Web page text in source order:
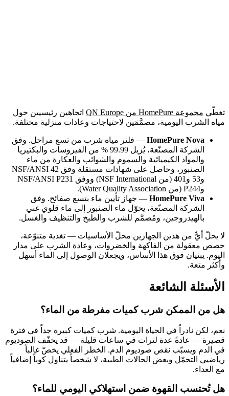
تغطّي مجموعة HomePure من QN Europe
اتجاهين رئيسيين حول
مياه الشرب اليومية، مصمَّمَين لاحتياجات وعادات منزلية مختلفة.
HomePure Nova — فلتر مياه شرب من تسع مراحل. وفق
الشركة المصنّعة، يُزيل 99.99 % من الفيروسات والبكتيريا
والمواد الكيميائية والسموم والشوائب والعكارة من ماء
الصنبور، وحاصل على شهادات مستقلة وفق NSF/ANSI 42
و53 و401 (من NSF International) ووفق NSF/ANSI P231
وP244 (من Water Quality Association).
HomePure Viva — جهاز تأيين ماء بتسع صفائح. وفق
الشركة المصنّعة، يحوّل ماء الصنبور إلى ماء قلوي غني
بالهيدروجين، ومُصمَّم للشرب والطبخ والتنظيف والغسل.
لا يحلّ أيٌّ من هذين الجهازين محلّ الأساسيات — تغذية متنوّعة،
حصص معقولة من الفاكهة والخضروات، وعادة الشرب على مدار
اليوم. يبنيان فوق هذا الأساس، ويجعلان الوصول إلى الماء أسهل
وأكثر متعة.
الأسئلة الشائعة
هل من الممكن شرب كميات مفرطة من الماء؟
نعم، لكن نادراً في الحياة اليومية. شرب كميات كبيرة جداً في فترة
قصيرة — عادةً عدة لترات في ساعات قليلة — قد يخفّف الصوديوم
في الدم ويسبّب نقص صوديوم الدم. الخطر الفعلي يخصّ غالباً
رياضيي التحمّل وبعض الحالات الطبية، لا شخصاً يتناول كوباً إضافياً
مع الغداء.
هل تُحتسب القهوة ضمن استهلاكي اليومي للماء؟